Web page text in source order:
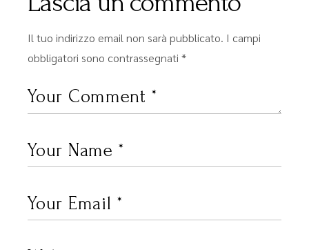
Il tuo indirizzo email non sarà pubblicato. I campi
obbligatori sono contrassegnati*